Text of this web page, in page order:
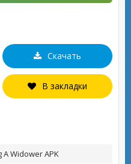
Скачать
В закладки
A Widower APK